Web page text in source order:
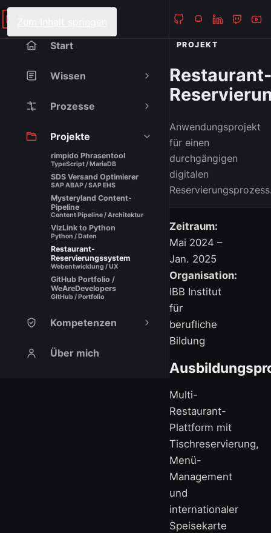
Start
Wissen
Prozesse
Projekte
rimpido Phrasentool
TypeScript / MariaDB
SDS Versand Optimierer
SAP ABAP / SAP EHS
Mysteryland Content-
Pipeline
Content Pipeline / Architektur
VizLink to Python
Python / Daten
Restaurant-
Reservierungssystem
Webentwicklung / UX
GitHub Portfolio /
WeAreDevelopers
GitHub / Portfolio
Kompetenzen
Über mich
PROJEKT
Anwendungsprojekt
für einen
durchgängigen
digitalen
Zeitraum:
Mai 2024 –
Jan. 2025
Organisation:
IBB Institut
für
berufliche
Bildung
Multi-
Restaurant-
Plattform mit
Tischreservierung,
Menü-
Management
und
internationaler
Speisekarte